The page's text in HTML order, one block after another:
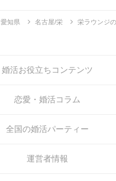
愛知県 名古屋/栄 栄ラウンジ
婚活お役立ちコンテンツ
恋愛・婚活コラム
全国の婚活パーティー
運営者情報